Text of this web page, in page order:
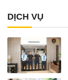
DỊCH VỤ